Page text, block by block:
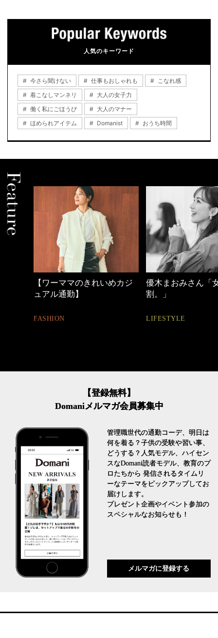
人気のキーワード
今さら聞けない 仕事もおしゃれも
こなれ感
着こなしマンネリ
大人の女子力
働く私にごほうび
大人のマナー
ほめられアイテム
Domanist おうち時間
【ワーママのきれいめカジ
ュアル通勤】
FASHION
優木まおみさん「
割。」
LIFESTYLE
【登録無料】
Domaniメルマガ会員募集中
管理職世代の通勤コーデ、明日は
何を着る？子供の受験や習い事、
どうする？人気モデル、ハイセン
スなDomani読者モデル、教育のプ
ロたちから 発信されるタイムリ
ーなテーマをピックアップしてお
届けします。
プレゼント企画やイベント参加の
スペシャルなお知らせも！
メルマガに登録する